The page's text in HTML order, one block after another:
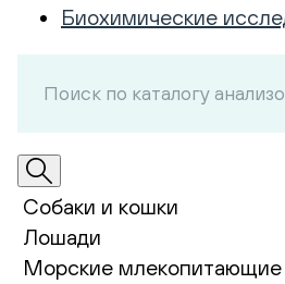
Биохимические
Собаки и кошки
Лошади
Морские млекопитающие